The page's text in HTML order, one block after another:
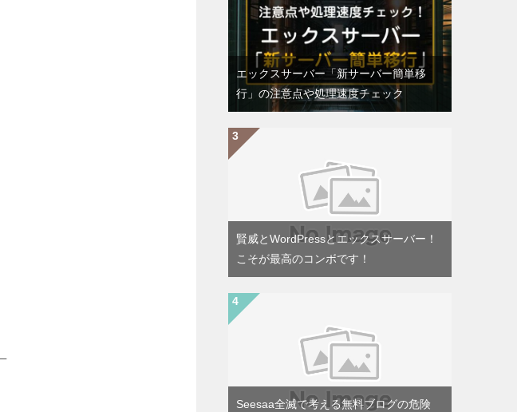
エックスサーバー「新サーバー簡単移
行」の注意点や処理速度チェック
賢威とWordPressとエックスサーバー！
こそが最高のコンボです！
Seesaa全滅で考える無料ブログの危険